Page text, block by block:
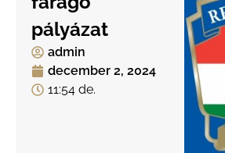
pályázat
admin
december 2, 2024
11:54 de.